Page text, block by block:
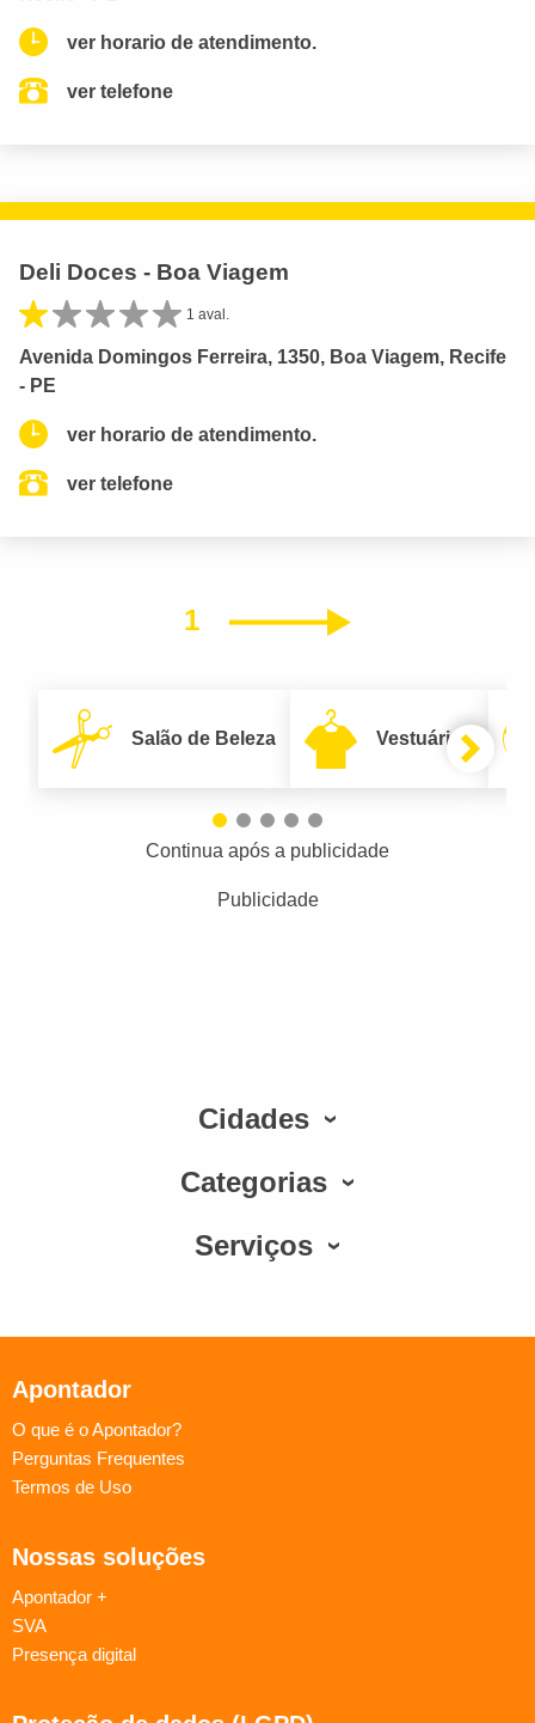
ver horario de atendimento.
ver telefone
Deli Doces - Boa Viagem
1 aval.
Avenida Domingos Ferreira, 1350, Boa Viagem, Recife
- PE
ver horario de atendimento.
ver telefone
1 Próximo
Salão de Beleza Vestuário
Continua após a publicidade
Publicidade
Cidades
Categorias
Serviços
Apontador
O que é o Apontador?
Perguntas Frequentes
Termos de Uso
Nossas soluções
Apontador +
SVA
Presença digital